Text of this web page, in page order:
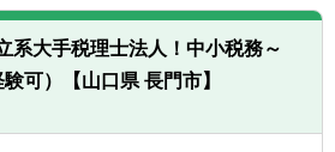
ご利用ガイド
非公開求人とは？
系大手税理士法人！中小税務～
可）【山口県 長門市】